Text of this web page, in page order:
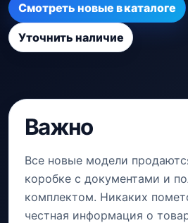
Смотреть новые в каталоге
Уточнить наличие
Важно
Все новые модели
коробке с документами и
комплектом. Никаких
честная информация о